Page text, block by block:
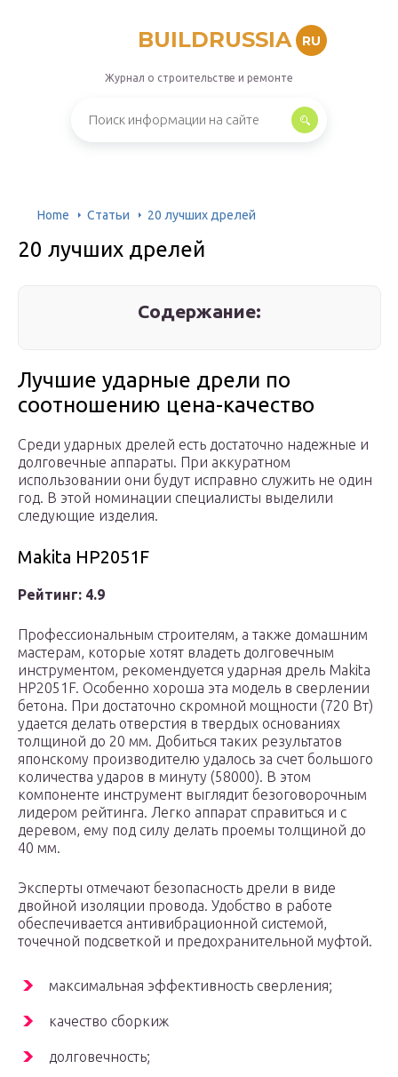
BUILDRUSSIA RU
Журнал о строительстве и ремонте
Home Статьи 20 лучших дрелей
20 лучших дрелей
Содержание:
Лучшие ударные дрели по
соотношению цена-качество
Среди ударных дрелей есть достаточно надежные и
долговечные аппараты. При аккуратном
использовании они будут исправно служить не один
год. В этой номинации специалисты выделили
следующие изделия.
Makita HP2051F
Рейтинг: 4.9
Профессиональным строителям, а также домашним
мастерам, которые хотят владеть долговечным
инструментом, рекомендуется ударная дрель Makita
HP2051F. Особенно хороша эта модель в сверлении
бетона. При достаточно скромной мощности (720 Вт)
удается делать отверстия в твердых основаниях
толщиной до 20 мм. Добиться таких результатов
японскому производителю удалось за счет большого
количества ударов в минуту (58000). В этом
компоненте инструмент выглядит безоговорочным
лидером рейтинга. Легко аппарат справиться и с
деревом, ему под силу делать проемы толщиной до
40 мм.
Эксперты отмечают безопасность дрели в виде
двойной изоляции провода. Удобство в работе
обеспечивается антивибрационной системой,
точечной подсветкой и предохранительной муфтой.
максимальная эффективность сверления;
качество сборкиж
долговечность;